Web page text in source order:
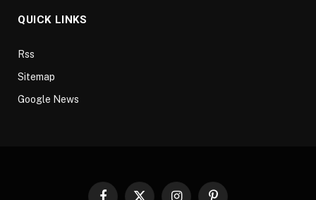
QUICK LINKS
Rss
Sitemap
Google News